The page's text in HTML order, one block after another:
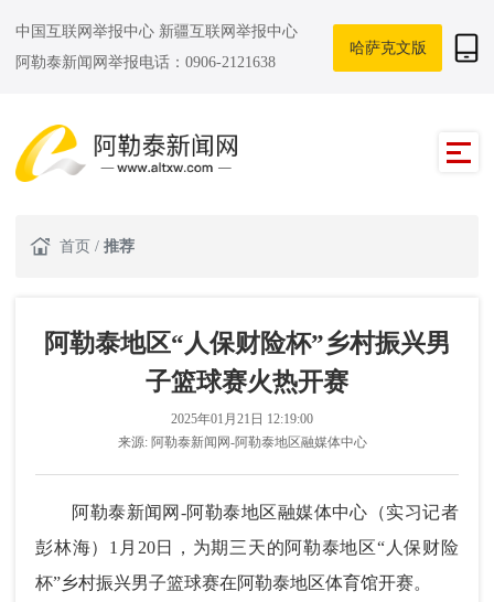
中国互联网举报中心 新疆互联网举报中心
阿勒泰新闻网举报电话：0906-2121638
哈萨克文版
首页 / 推荐
阿勒泰地区“人保财险杯”乡村振兴男
子篮球赛火热开赛
2025年01月21日 12:19:00
来源: 阿勒泰新闻网-阿勒泰地区融媒体中心
阿勒泰新闻网-阿勒泰地区融媒体中心 （实习记者
彭林海）1月20日，为期三天的阿勒泰地区“人保财险
杯”乡村振兴男子篮球赛在阿勒泰地区体育馆开赛。